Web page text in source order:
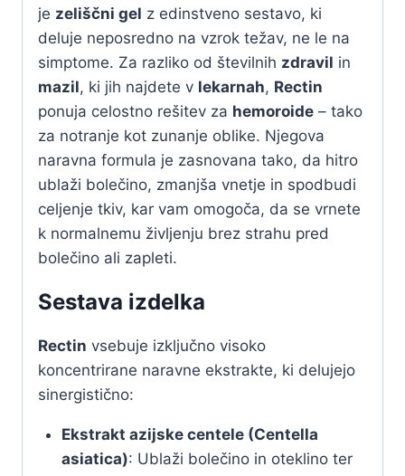
je zeliščni gel z edinstveno sestavo, ki
deluje neposredno na vzrok težav, ne le na
simptome. Za razliko od številnih zdravil in
mazil, ki jih najdete v lekarnah, Rectin
ponuja celostno rešitev za hemoroide – tako
za notranje kot zunanje oblike. Njegova
naravna formula je zasnovana tako, da hitro
ublaži bolečino, zmanjša vnetje in spodbudi
celjenje tkiv, kar vam omogoča, da se vrnete
k normalnemu življenju brez strahu pred
bolečino ali zapleti.
Sestava izdelka
Rectin vsebuje izključno visoko
koncentrirane naravne ekstrakte, ki delujejo
sinergistično:
Ekstrakt azijske centele (Centella
asiatica): Ublaži bolečino in oteklino ter